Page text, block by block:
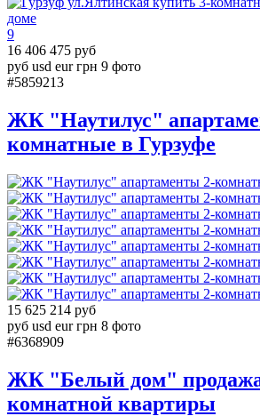
9
16 406 475 руб
руб usd eur грн 9 фото
#5859213
ЖК "Наутилус"
комнатные в Гурзуфе
15 625 214 руб
руб usd eur грн 8 фото
#6368909
ЖК "Белый дом"
комнатной квартиры